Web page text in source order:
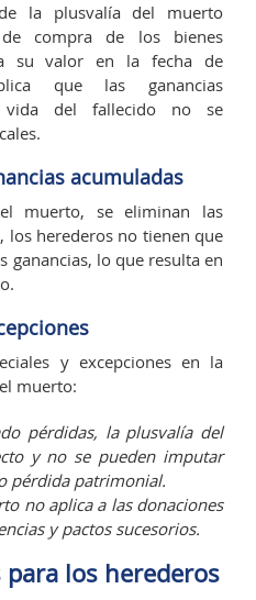
la plusvalía del muerto
compra de los bienes
su valor en la fecha de
que las ganancias
vida del fallecido no se
acumuladas
muerto, se eliminan las
los herederos no tienen que
ganancias, lo que resulta en
y excepciones en la
muerto:
pérdidas, la plusvalía del
y no se pueden imputar
pérdida patrimonial.
no aplica a las donaciones
y pactos sucesorios.
para los herederos